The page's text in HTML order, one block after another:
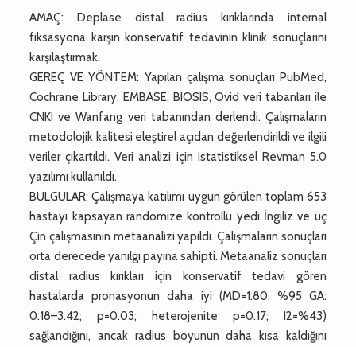
AMAÇ: Deplase distal radius kırıklarında internal
fiksasyona karşın konservatif tedavinin klinik sonuçlarını
karşılaştırmak.
GEREÇ VE YÖNTEM: Yapılan çalışma sonuçları PubMed,
Cochrane Library, EMBASE, BIOSIS, Ovid veri tabanları ile
CNKI ve Wanfang veri tabanından derlendi. Çalışmaların
metodolojik kalitesi eleştirel açıdan değerlendirildi ve ilgili
veriler çıkartıldı. Veri analizi için istatistiksel Revman 5.0
yazılımı kullanıldı.
BULGULAR: Çalışmaya katılımı uygun görülen toplam 653
hastayı kapsayan randomize kontrollü yedi İngiliz ve üç
Çin çalışmasının metaanalizi yapıldı. Çalışmaların sonuçları
orta derecede yanılgı payına sahipti. Metaanaliz sonuçları
distal radius kırıkları için konservatif tedavi gören
hastalarda pronasyonun daha iyi (MD=1.80; %95 GA:
0.18–3.42; p=0.03; heterojenite p=0.17; I2=%43)
sağlandığını, ancak radius boyunun daha kısa kaldığını